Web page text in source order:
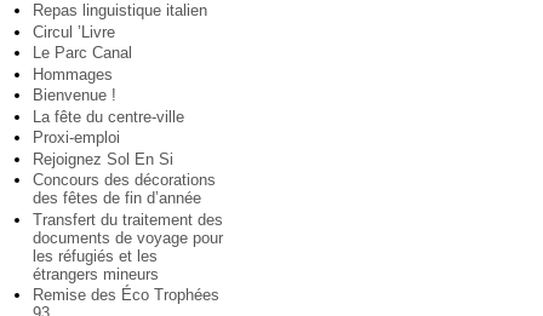
Repas linguistique italien
Circul ’Livre
Le Parc Canal
Hommages
Bienvenue !
La fête du centre-ville
Proxi-emploi
Rejoignez Sol En Si
Concours des décorations
des fêtes de fin d’année
Transfert du traitement des
documents de voyage pour
les réfugiés et les
étrangers mineurs
Remise des Éco Trophées